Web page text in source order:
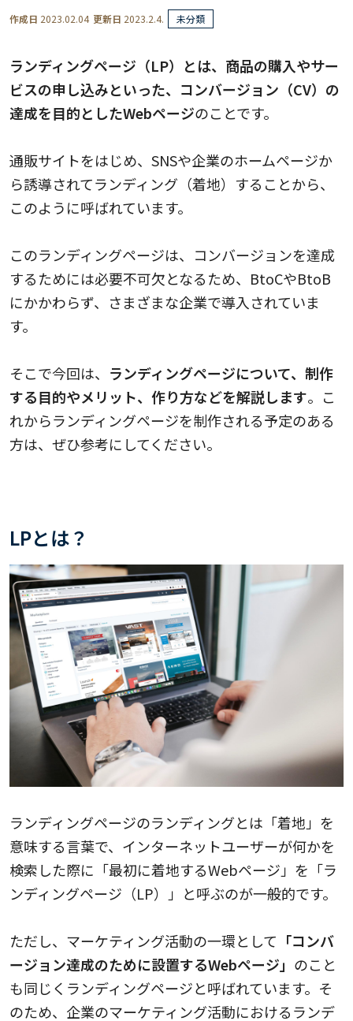
作成日 2023.02.04 更新日 2023.2.4. 未分類
ランディングページ（LP）とは、商品の購入やサー
ビスの申し込みといった、コンバージョン（CV）の
達成を目的としたWebページのことです。
通販サイトをはじめ、SNSや企業のホームページか
ら誘導されてランディング（着地）することから、
このように呼ばれています。
このランディングページは、コンバージョンを達成
するためには必要不可欠となるため、BtoCやBtoB
にかかわらず、さまざまな企業で導入されていま
す。
そこで今回は、 ランディングページについて、制作
する目的やメリット、作り方などを解説します。こ
れからランディングページを制作される予定のある
方は、ぜひ参考にしてください。
LPとは？
ランディングページのランディングとは「着地」を
意味する言葉で、インターネットユーザーが何かを
検索した際に「最初に着地するWebページ」を「ラ
ンディングページ（LP）」と呼ぶのが一般的です。
ただし、マーケティング活動の一環として 「コンバ
ージョン達成のために設置するWebページ」 のこと
も同じくランディングページと呼ばれています。そ
のため、企業のマーケティング活動におけるランデ